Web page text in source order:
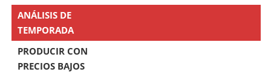
ANÁLISIS DE
TEMPORADA
PRODUCIR CON
PRECIOS BAJOS